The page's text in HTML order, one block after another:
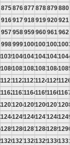
875876877878879880
916917918919920921
957958959960961 962
998999100010011002
10391040104110421043
10801081108210831084
11211122112311241125
11621163116411651166
12031204120512061207
12441245124612471248
12851286128712881289
13261327132813291330